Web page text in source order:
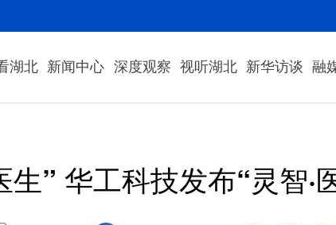
湖北 新闻中心 深度观察 视听湖北 新华访谈 融
” 华工科技发布“灵智·